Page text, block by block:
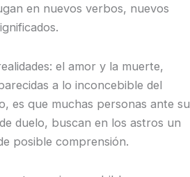
en nuevos verbos, nuevos
el amor y la muerte,
a lo inconcebible del
es que muchas personas ante su
duelo, buscan en los astros un
posible comprensión.